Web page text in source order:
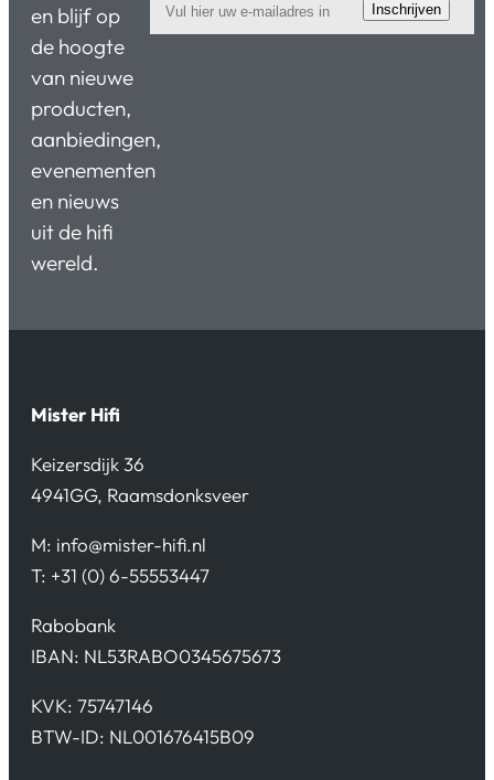
en blijf op
de hoogte
van nieuwe
producten,
aanbiedingen,
evenementen
en nieuws
uit de hifi
wereld.
Inschrijven
Mister Hifi
Keizersdijk 36
4941GG, Raamsdonksveer
M: info@mister-hifi.nl
T: +31 (0) 6-55553447
Rabobank
IBAN: NL53RABO0345675673
KVK: 75747146
BTW-ID: NL001676415B09